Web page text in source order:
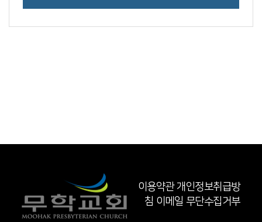
이용약관 개인정보취급방
침 이메일 무단수집거부